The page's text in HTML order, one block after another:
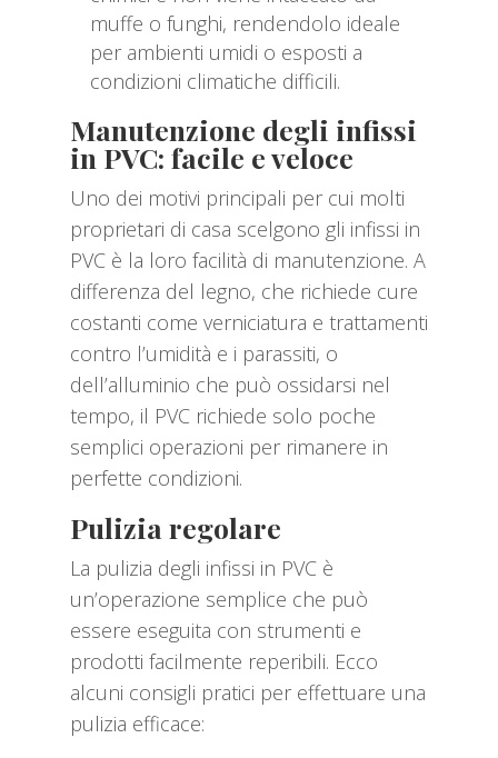
muffe o funghi, rendendolo ideale
per ambienti umidi o esposti a
condizioni climatiche difficili.
Manutenzione degli infissi
in PVC: facile e veloce
Uno dei motivi principali per cui molti
proprietari di casa scelgono gli infissi in
PVC è la loro facilità di manutenzione. A
differenza del legno, che richiede cure
costanti come verniciatura e trattamenti
contro l’umidità e i parassiti, o
dell’alluminio che può ossidarsi nel
tempo, il PVC richiede solo poche
semplici operazioni per rimanere in
perfette condizioni.
Pulizia regolare
La pulizia degli infissi in PVC è
un’operazione semplice che può
essere eseguita con strumenti e
prodotti facilmente reperibili. Ecco
alcuni consigli pratici per effettuare una
pulizia efficace: